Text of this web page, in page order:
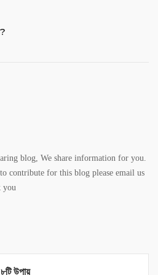
blog, We share information for you.
contribute for this blog please email us
you
উপায়